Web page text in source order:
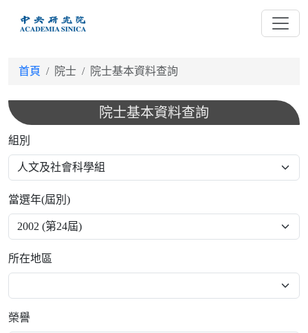
首頁 院士 院士基本資料查詢
院士基本資料查詢
組別
當選年(屆別)
所在地區
榮譽